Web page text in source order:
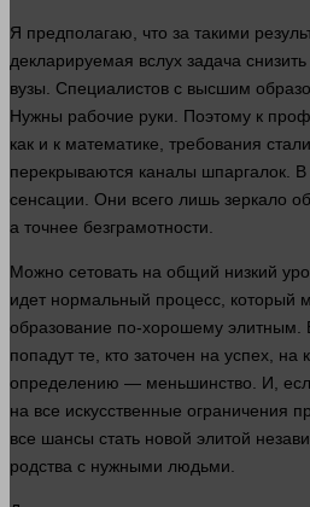
Я предполагаю, что за такими
декларируемая вслух задача снизить
вузы. Специалистов с высшим
Нужны рабочие руки . Поэтому к
как и к математике, требования
перекрываются каналы шпаргалок. В
сенсации. Они всего лишь зеркало
а точнее безграмотности.
Можно сетовать на общий низкий
идет нормальный процесс , который
образование по-хорошему
попадут те, кто заточен на успех, на
определению — меньшинство. И,
на все искусственные ограничения
все шансы стать новой элитой
родства с нужными людьми